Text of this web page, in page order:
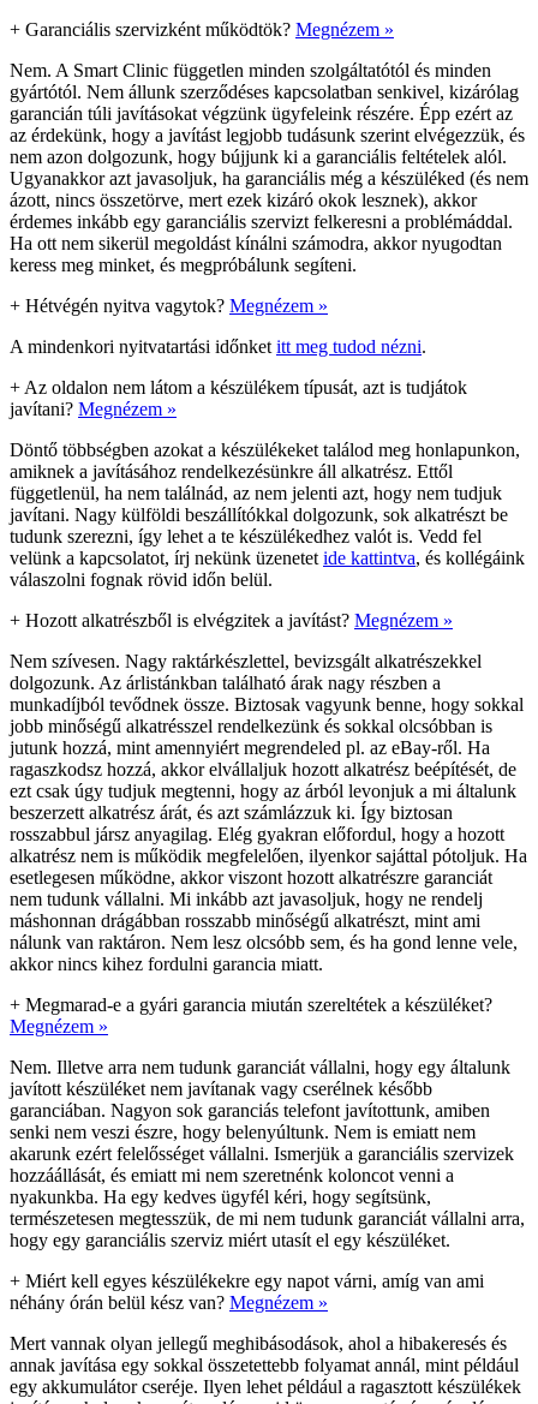
+ Garanciális szervizként működtök? Megnézem »
Nem. A Smart Clinic független minden szolgáltatótól és minden
gyártótól. Nem állunk szerződéses kapcsolatban senkivel, kizárólag
garancián túli javításokat végzünk ügyfeleink részére. Épp ezért az
az érdekünk, hogy a javítást legjobb tudásunk szerint elvégezzük, és
nem azon dolgozunk, hogy bújjunk ki a garanciális feltételek alól.
Ugyanakkor azt javasoljuk, ha garanciális még a készüléked (és nem
ázott, nincs összetörve, mert ezek kizáró okok lesznek), akkor
érdemes inkább egy garanciális szervizt felkeresni a problémáddal.
Ha ott nem sikerül megoldást kínálni számodra, akkor nyugodtan
keress meg minket, és megpróbálunk segíteni.
+ Hétvégén nyitva vagytok? Megnézem »
A mindenkori nyitvatartási időnket itt meg tudod nézni.
+ Az oldalon nem látom a készülékem típusát, azt is tudjátok
javítani? Megnézem »
Döntő többségben azokat a készülékeket találod meg honlapunkon,
amiknek a javításához rendelkezésünkre áll alkatrész. Ettől
függetlenül, ha nem találnád, az nem jelenti azt, hogy nem tudjuk
javítani. Nagy külföldi beszállítókkal dolgozunk, sok alkatrészt be
tudunk szerezni, így lehet a te készülékedhez valót is. Vedd fel
velünk a kapcsolatot, írj nekünk üzenetet ide kattintva, és kollégáink
válaszolni fognak rövid időn belül.
+ Hozott alkatrészből is elvégzitek a javítást? Megnézem »
Nem szívesen. Nagy raktárkészlettel, bevizsgált alkatrészekkel
dolgozunk. Az árlistánkban található árak nagy részben a
munkadíjból tevődnek össze. Biztosak vagyunk benne, hogy sokkal
jobb minőségű alkatrésszel rendelkezünk és sokkal olcsóbban is
jutunk hozzá, mint amennyiért megrendeled pl. az eBay-ről. Ha
ragaszkodsz hozzá, akkor elvállaljuk hozott alkatrész beépítését, de
ezt csak úgy tudjuk megtenni, hogy az árból levonjuk a mi általunk
beszerzett alkatrész árát, és azt számlázzuk ki. Így biztosan
rosszabbul jársz anyagilag. Elég gyakran előfordul, hogy a hozott
alkatrész nem is működik megfelelően, ilyenkor sajáttal pótoljuk. Ha
esetlegesen működne, akkor viszont hozott alkatrészre garanciát
nem tudunk vállalni. Mi inkább azt javasoljuk, hogy ne rendelj
máshonnan drágábban rosszabb minőségű alkatrészt, mint ami
nálunk van raktáron. Nem lesz olcsóbb sem, és ha gond lenne vele,
akkor nincs kihez fordulni garancia miatt.
+ Megmarad-e a gyári garancia miután szereltétek a készüléket?
Megnézem »
Nem. Illetve arra nem tudunk garanciát vállalni, hogy egy általunk
javított készüléket nem javítanak vagy cserélnek később
garanciában. Nagyon sok garanciás telefont javítottunk, amiben
senki nem veszi észre, hogy belenyúltunk. Nem is emiatt nem
akarunk ezért felelősséget vállalni. Ismerjük a garanciális szervizek
hozzáállását, és emiatt mi nem szeretnénk koloncot venni a
nyakunkba. Ha egy kedves ügyfél kéri, hogy segítsünk,
természetesen megtesszük, de mi nem tudunk garanciát vállalni arra,
hogy egy garanciális szerviz miért utasít el egy készüléket.
+ Miért kell egyes készülékekre egy napot várni, amíg van ami
néhány órán belül kész van? Megnézem »
Mert vannak olyan jellegű meghibásodások, ahol a hibakeresés és
annak javítása egy sokkal összetettebb folyamat annál, mint például
egy akkumulátor cseréje. Ilyen lehet például a ragasztott készülékek